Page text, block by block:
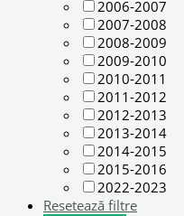
2006-2007
2007-2008
2008-2009
2009-2010
2010-2011
2011-2012
2012-2013
2013-2014
2014-2015
2015-2016
2022-2023
Resetează filtre